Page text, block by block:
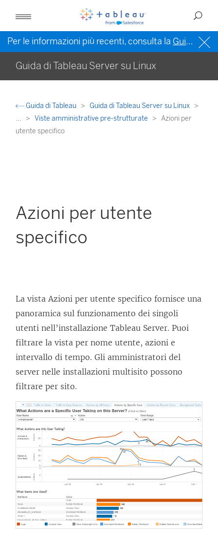
Per le informazioni più recenti, consulta la Guida di Tableau in inglese (Stati Uniti)
Guida di Tableau Server su Linux
Guida di Tableau
Guida di Tableau Server su Linux
...
Viste amministrative pre-strutturate
Azioni per
utente specifico
Azioni per utente
specifico
La vista Azioni per utente specifico fornisce una
panoramica sul funzionamento dei singoli
utenti nell’installazione Tableau Server. Puoi
filtrare la vista per nome utente, azioni e
intervallo di tempo. Gli amministratori del
server nelle installazioni multisito possono
filtrare per sito.